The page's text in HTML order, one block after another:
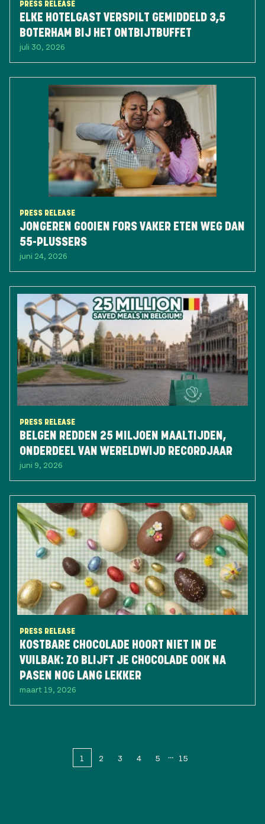
PRESS RELEASE
ELKE HOTELGAST VERSPILT GEMIDDELD 3,5
BOTERHAM BIJ HET ONTBIJTBUFFET
juli 30, 2026
PRESS RELEASE
JONGEREN GOOIEN FORS VAKER ETEN WEG DAN
55-PLUSSERS
juni 24, 2026
PRESS RELEASE
BELGEN REDDEN 25 MILJOEN MAALTIJDEN,
ONDERDEEL VAN WERELDWIJD RECORDJAAR
juni 9, 2026
PRESS RELEASE
KOSTBARE CHOCOLADE HOORT NIET IN DE
VUILBAK: ZO BLIJFT JE CHOCOLADE OOK NA
PASEN NOG LANG LEKKER
maart 19, 2026
1 2 3 4 5 15